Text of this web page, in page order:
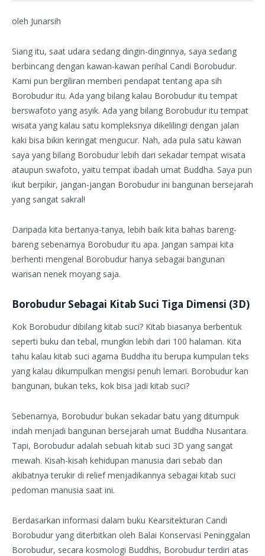
oleh Junarsih
Siang itu, saat udara sedang dingin-dinginnya, saya sedang
berbincang dengan kawan-kawan perihal Candi Borobudur.
Kami pun bergiliran memberi pendapat tentang apa sih
Borobudur itu. Ada yang bilang kalau Borobudur itu tempat
berswafoto yang asyik. Ada yang bilang Borobudur itu tempat
wisata yang kalau satu kompleksnya dikelilingi dengan jalan
kaki bisa bikin keringat mengucur. Nah, ada pula satu kawan
saya yang bilang Borobudur lebih dari sekadar tempat wisata
ataupun swafoto, yaitu tempat ibadah umat Buddha. Saya pun
ikut berpikir, jangan-jangan Borobudur ini bangunan bersejarah
yang sangat sakral!
Daripada kita bertanya-tanya, lebih baik kita bahas bareng-
bareng sebenarnya Borobudur itu apa. Jangan sampai kita
berhenti mengenal Borobudur hanya sebagai bangunan
warisan nenek moyang saja.
Borobudur Sebagai Kitab Suci Tiga Dimensi (3D)
Kok Borobudur dibilang kitab suci? Kitab biasanya berbentuk
seperti buku dan tebal, mungkin lebih dari 100 halaman. Kita
tahu kalau kitab suci agama Buddha itu berupa kumpulan teks
yang kalau dikumpulkan mengisi penuh lemari. Borobudur kan
bangunan, bukan teks, kok bisa jadi kitab suci?
Sebenarnya, Borobudur bukan sekadar batu yang ditumpuk
indah menjadi bangunan bersejarah umat Buddha Nusantara.
Tapi, Borobudur adalah sebuah kitab suci 3D yang sangat
mewah. Kisah-kisah kehidupan manusia dari sebab dan
akibatnya terukir di relief menjadikannya sebagai kitab suci
pedoman manusia saat ini.
Berdasarkan informasi dalam buku Kearsitekturan Candi
Borobudur yang diterbitkan oleh Balai Konservasi Peninggalan
Borobudur, secara kosmologi Buddhis, Borobudur terdiri atas